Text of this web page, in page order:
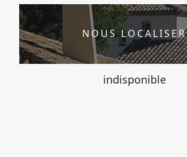
NOUS LOCALISER
indisponible